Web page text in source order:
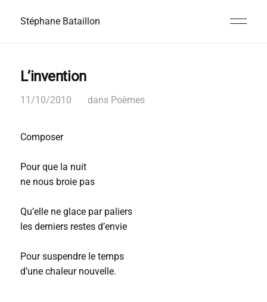
Stéphane Bataillon
L’invention
11/10/2010 dans Poèmes
Composer
Pour que la nuit
ne nous broie pas
Qu’elle ne glace par paliers
les derniers restes d’envie
Pour suspendre le temps
d’une chaleur nouvelle.